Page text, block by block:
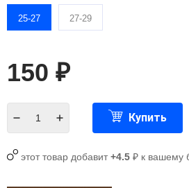
25-27 27-29
150 ₽
Купить
этот товар добавит+4.5 ₽ к вашему